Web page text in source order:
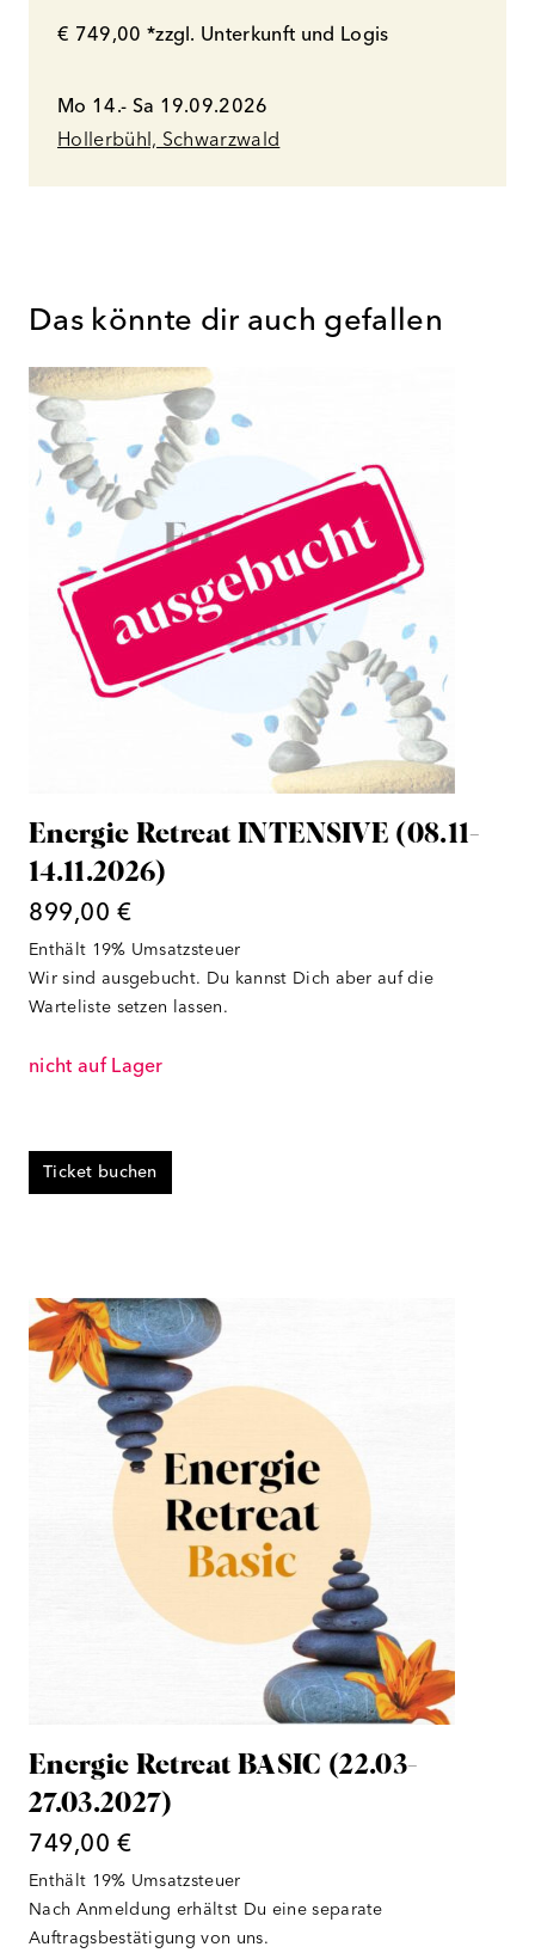
€ 749,00 *zzgl. Unterkunft und Logis
Mo 14.- Sa 19.09.2026
Hollerbühl, Schwarzwald
Das könnte dir auch gefallen
Energie Retreat INTENSIVE (08.11-
14.11.2026)
899,00€
Enthält 19% Umsatzsteuer
Wir sind ausgebucht. Du kannst Dich aber auf die
Warteliste setzen lassen.
nicht auf Lager
Ticket buchen
Energie Retreat BASIC (22.03-
27.03.2027)
749,00€
Enthält 19% Umsatzsteuer
Nach Anmeldung erhältst Du eine separate
Auftragsbestätigung von uns.